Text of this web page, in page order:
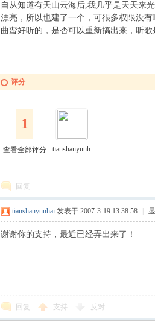
自从知道有天山云海后,我几乎是天天来
漂亮，所以也建了一个，可很多权限没
曲蛮好听的，是否可以重新搞出来，听
评分
1
查看全部评分
tianshanyunh
回复
tianshanyunhai 发表于 2007-3-19 13:38:58
谢谢你的支持，最近已经弄出来了！
回复 支持 反对